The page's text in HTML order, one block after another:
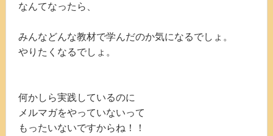
なんてなったら、
みんなどんな教材で学んだのか気になるでしょ。
やりたくなるでしょ。
何かしら実践しているのに
メルマガをやっていないって
もったいないですからね！！